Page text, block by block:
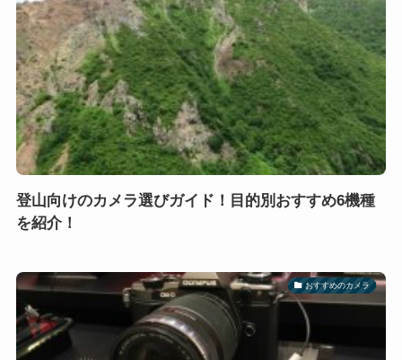
登山向けのカメラ選びガイド！目的別おすすめ6機種
を紹介！
おすすめのカメラ